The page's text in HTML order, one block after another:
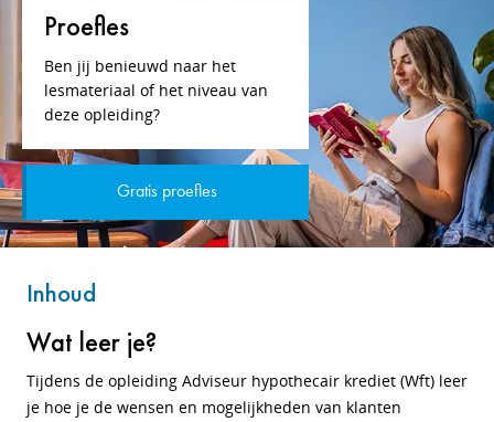
Proefles
Ben jij benieuwd naar het
lesmateriaal of het niveau van
deze opleiding?
Gratis proefles
Inhoud
Wat leer je?
Tijdens de opleiding Adviseur hypothecair krediet (Wft) leer
je hoe je de wensen en mogelijkheden van klanten